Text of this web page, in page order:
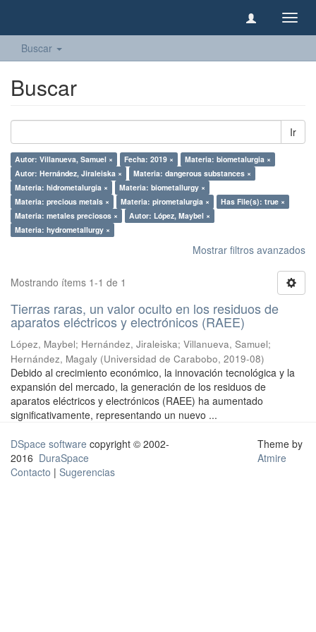
Buscar
Buscar
Ir
Autor: Villanueva, Samuel × Fecha: 2019 ×
Materia: biometalurgia ×
Autor: Hernández, Jiraleiska ×
Materia: dangerous substances ×
Materia: hidrometalurgia ×
Materia: biometallurgy ×
Materia: precious metals ×
Materia: pirometalurgia ×
Has File(s): true ×
Materia: metales preciosos ×
Autor: López, Maybel ×
Materia: hydrometallurgy ×
Mostrar filtros avanzados
Mostrando ítems 1-1 de 1
Tierras raras, un valor oculto en los residuos de
aparatos eléctricos y electrónicos (RAEE)
López, Maybel; Hernández, Jiraleiska; Villanueva, Samuel;
Hernández, Magaly (Universidad de Carabobo, 2019-08)
Debido al crecimiento económico, la innovación tecnológica y la
expansión del mercado, la generación de los residuos de
aparatos eléctricos y electrónicos (RAEE) ha aumentado
significativamente, representando un nuevo ...
DSpace software copyright © 2002-
2016 DuraSpace
Contacto | Sugerencias
Theme by
Atmire